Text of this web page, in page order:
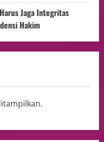
Jaga Integritas
Hakim